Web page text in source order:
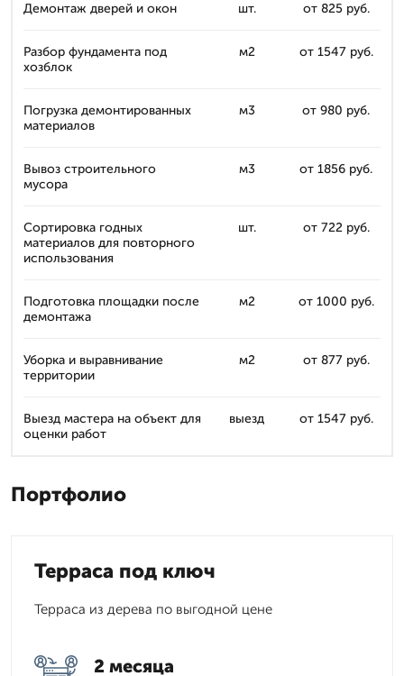
Демонтаж дверей и окон шт. от 825 руб.
Разбор фундамента под
хозблок
м2 от 1547 руб.
Погрузка демонтированных
материалов
м3 от 980 руб.
Вывоз строительного
мусора
м3 от 1856 руб.
Сортировка годных
материалов для повторного
использования
шт. от 722 руб.
Подготовка площадки после
демонтажа
м2 от 1000 руб.
Уборка и выравнивание
территории
м2 от 877 руб.
Выезд мастера на объект для
оценки работ
выезд от 1547 руб.
Портфолио
Терраса под ключ
Терраса из дерева по выгодной цене
2 месяца